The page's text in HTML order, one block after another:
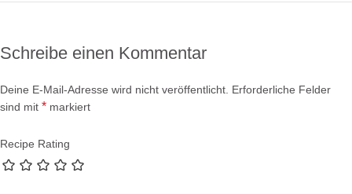
Schreibe einen Kommentar
Deine E-Mail-Adresse wird nicht veröffentlicht. Erforderliche Felder
sind mit * markiert
Recipe Rating